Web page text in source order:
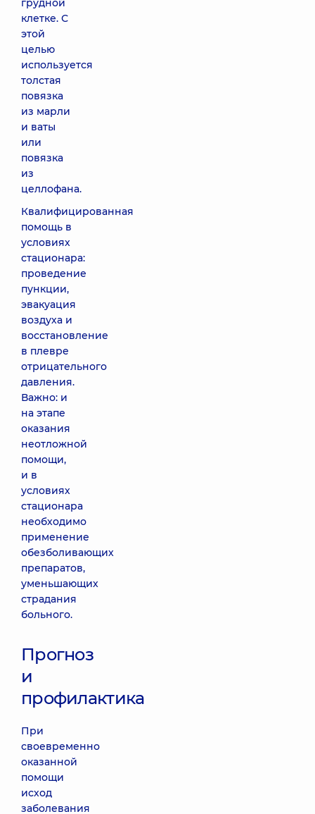
грудной
клетке. С
этой
целью
используется
толстая
повязка
из марли
и ваты
или
повязка
из
целлофана.
Квалифицированная
помощь в
условиях
стационара:
проведение
пункции,
эвакуация
воздуха и
восстановление
в плевре
отрицательного
давления.
Важно: и
на этапе
оказания
неотложной
помощи,
и в
условиях
стационара
необходимо
применение
обезболивающих
препаратов,
уменьшающих
страдания
больного.
Прогноз
и
профилактика
При
своевременно
оказанной
помощи
исход
заболевания